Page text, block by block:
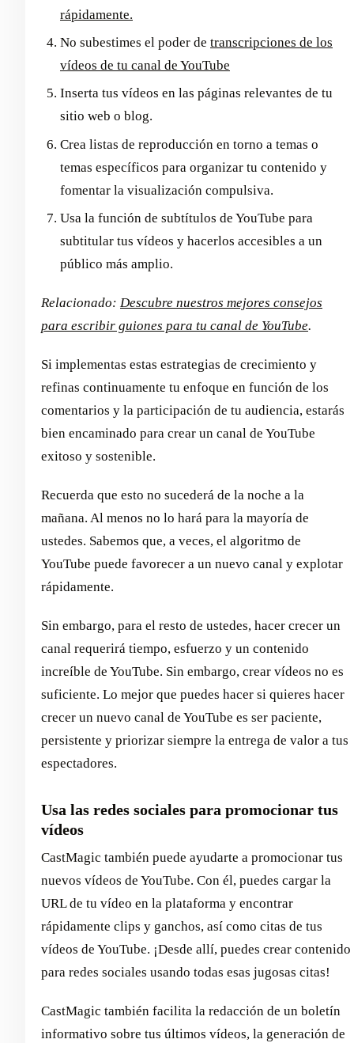
rápidamente.
No subestimes el poder de transcripciones de los
vídeos de tu canal de YouTube
Inserta tus vídeos en las páginas relevantes de tu
sitio web o blog.
Crea listas de reproducción en torno a temas o
temas específicos para organizar tu contenido y
fomentar la visualización compulsiva.
Usa la función de subtítulos de YouTube para
subtitular tus vídeos y hacerlos accesibles a un
público más amplio.
Relacionado: Descubre nuestros mejores consejos
para escribir guiones para tu canal de YouTube.
Si implementas estas estrategias de crecimiento y
refinas continuamente tu enfoque en función de los
comentarios y la participación de tu audiencia, estarás
bien encaminado para crear un canal de YouTube
exitoso y sostenible.
Recuerda que esto no sucederá de la noche a la
mañana. Al menos no lo hará para la mayoría de
ustedes. Sabemos que, a veces, el algoritmo de
YouTube puede favorecer a un nuevo canal y explotar
rápidamente.
Sin embargo, para el resto de ustedes, hacer crecer un
canal requerirá tiempo, esfuerzo y un contenido
increíble de YouTube. Sin embargo, crear vídeos no es
suficiente. Lo mejor que puedes hacer si quieres hacer
crecer un nuevo canal de YouTube es ser paciente,
persistente y priorizar siempre la entrega de valor a tus
espectadores.
Usa las redes sociales para promocionar tus
vídeos
CastMagic también puede ayudarte a promocionar tus
nuevos vídeos de YouTube. Con él, puedes cargar la
URL de tu vídeo en la plataforma y encontrar
rápidamente clips y ganchos, así como citas de tus
vídeos de YouTube. ¡Desde allí, puedes crear contenido
para redes sociales usando todas esas jugosas citas!
CastMagic también facilita la redacción de un boletín
informativo sobre tus últimos vídeos, la generación de